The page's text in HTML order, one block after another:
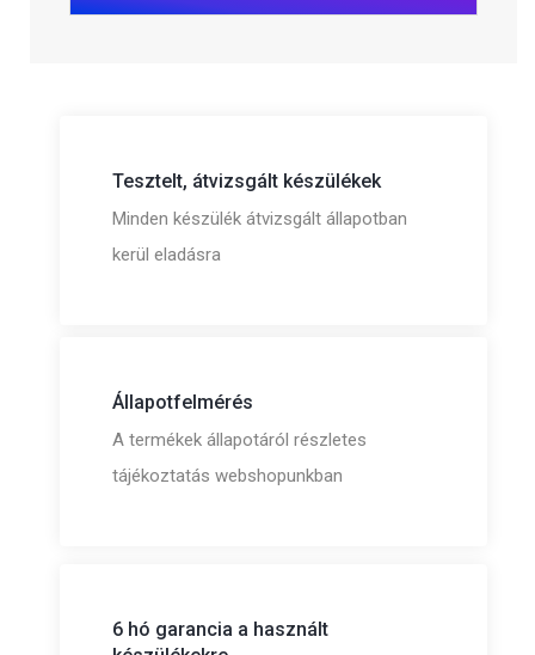
Tesztelt, átvizsgált készülékek
Minden készülék átvizsgált állapotban
kerül eladásra
Állapotfelmérés
A termékek állapotáról részletes
tájékoztatás webshopunkban
6 hó garancia a használt